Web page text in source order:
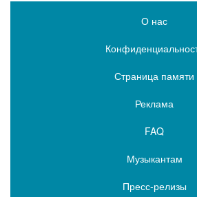
О нас
Страница памяти
Реклама
FAQ
Музыкантам
Пресс-релизы